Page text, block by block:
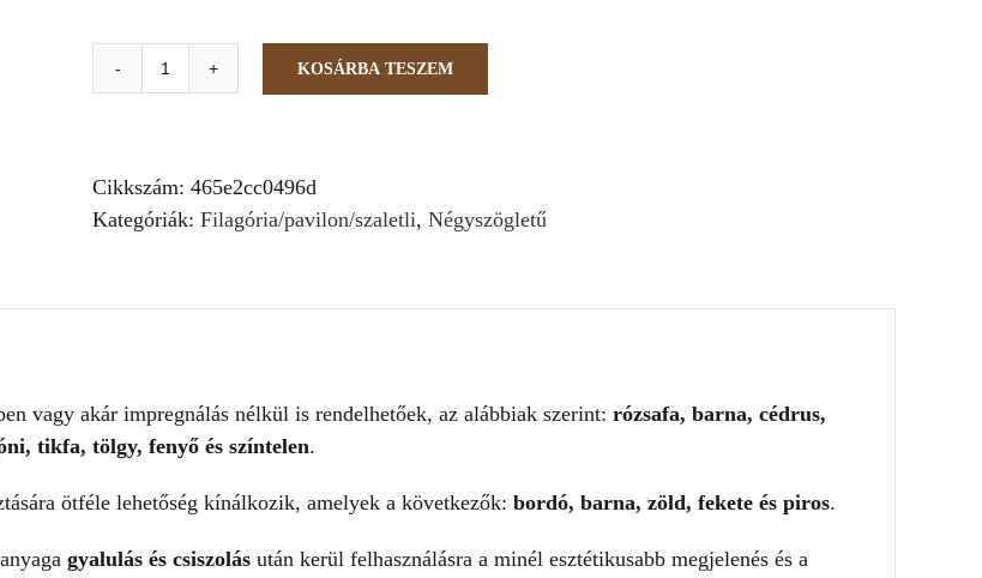
Négyszögletű
mennyiség
KOSÁRBA TESZEM
Cikkszám: 465e2cc0496d
Kategóriák: Filagória/pavilon/szaletli, Négyszögletű
vagy akár impregnálás nélkül is rendelhetőek, az alábbiak szerint: rózsafa, barna, cédrus,
tikfa, tölgy, fenyő és színtelen.
ötféle lehetőség kínálkozik, amelyek a következők: bordó, barna, zöld, fekete és piros.
gyalulás és csiszolás után kerül felhasználásra a minél esztétikusabb megjelenés és a